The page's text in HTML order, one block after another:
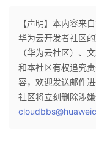
【声明】本内容来
华为云开发者社区
（华为云社区）、
和本社区有权追究
容，欢迎发送邮件
社区将立刻删除涉